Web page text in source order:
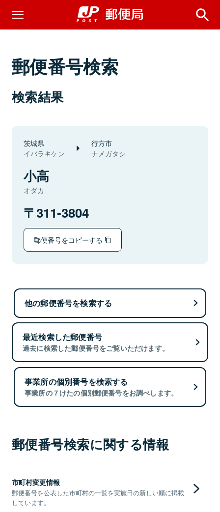
郵便番号検索
検索結果
茨城県
イバラキケン
行方市
ナメガタシ
小高
オダカ
311-3804
郵便番号をコピーする
他の郵便番号を検索する
最近検索した郵便番号
過去に検索した郵便番号をご覧いただけます。
事業所の個別番号を検索する
事業所の７けたの個別郵便番号をお調べします。
郵便番号検索に関する情報
市町村変更情報
郵便番号を公表した市町村の一覧を実施日の新しい順に掲載
しています。